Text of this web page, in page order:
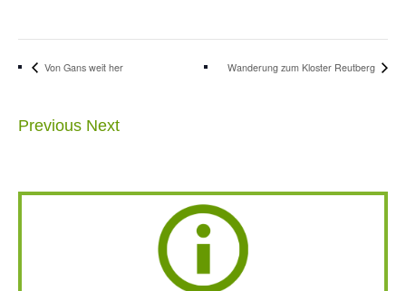
Von Gans weit her Wanderung zum Kloster Reutberg
Previous Next